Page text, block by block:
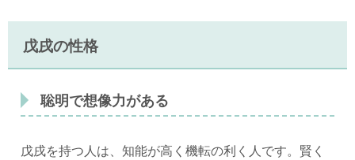
戊戌の性格
聡明で想像力がある
戊戌を持つ人は、知能が高く機転の利く人です。賢く